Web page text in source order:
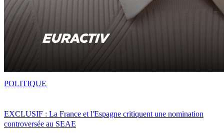
EXCLUSIF : La France et l'Espagne critiquent une nomination
controversée au SEAE
POLITIQUE